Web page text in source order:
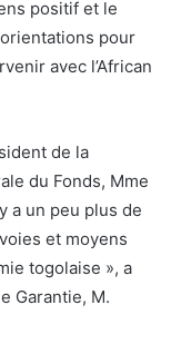
positif et le
pour
avec l’African
de la
du Fonds, Mme
a un peu plus de
et moyens
togolaise », a
Garantie, M.